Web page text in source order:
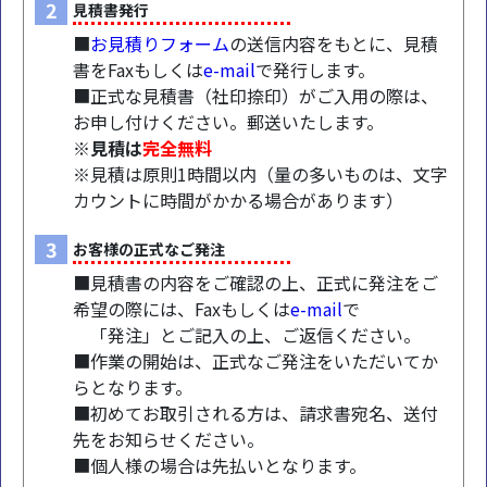
2 見積書発行
■お見積りフォームの送信内容をもとに、見積
書をFaxもしくはe-mailで発行します。
■正式な見積書（社印捺印）がご入用の際は、
お申し付けください。郵送いたします。
※見積は完全無料
※見積は原則1時間以内（量の多いものは、文字
カウントに時間がかかる場合があります）
3 お客様の正式なご発注
■見積書の内容をご確認の上、正式に発注をご
希望の際には、Faxもしくはe-mailで
「発注」とご記入の上、ご返信ください。
■作業の開始は、正式なご発注をいただいてか
らとなります。
■初めてお取引される方は、請求書宛名、送付
先をお知らせください。
■個人様の場合は先払いとなります。